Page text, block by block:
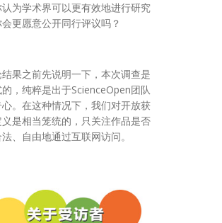
为学术界可以更有效地进行研究
更愿意公开同行评议吗？
果之前先说明一下，本次调查是
，纯粹是出于ScienceOpen团队
。在这种情况下，我们对开放获
是相当笼统的，只关注作品是否
、自由地通过互联网访问。